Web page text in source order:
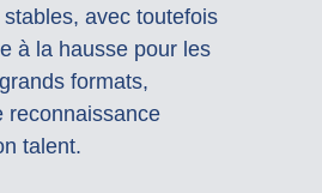
avec toutefois
à la hausse pour les
formats,
reconnaissance
talent.